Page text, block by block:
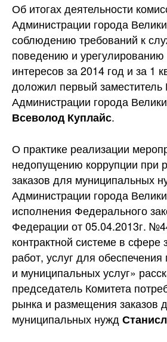
Об итогах деятельности
Администрации города
соблюдению требований к
поведению и
интересов за 2014 год и за 1
доложил первый заместитель
Администрации города
Всеволод Куплайс.
О практике реализации
недопущению коррупции при
заказов для муниципальных
Администрации города
исполнения Федерального
Федерации от 05.04.2013г.
контрактной системе в сфере
работ, услуг для обеспечения
и муниципальных услуг»
председатель Комитета
рынка и размещения заказов
муниципальных нужд